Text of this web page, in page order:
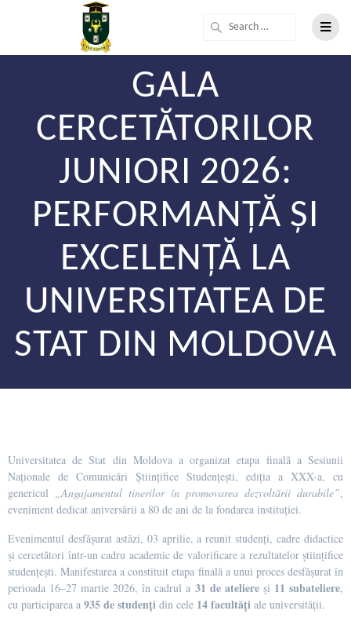
GALA
CERCETĂTORILOR
JUNIORI 2026:
PERFORMANȚĂ ȘI
EXCELENȚĂ LA
UNIVERSITATEA DE
STAT DIN MOLDOVA
Universitatea de Stat din Moldova a organizat etapa finală a Sesiunii
Naționale de Comunicări Științifice Studențești, ediția a XXX-a, cu
genericul „Angajamentul tinerilor în promovarea dezvoltării durabile”,
eveniment dedicat aniversării a 80 de ani de la fondarea instituției.
Evenimentul desfășurat astăzi, 03 aprilie, a reunit studenți, cadre didactice
și cercetători într-un cadru academic de valorificare a rezultatelor științifice
studențești. Manifestarea a constituit etapa finală a unui proces desfășurat în
perioada 16–27 martie 2026, în cadrul a 31 de ateliereși 11 subateliere,
cu participarea a 935 de studenți din cele 14 facultăți ale universității.